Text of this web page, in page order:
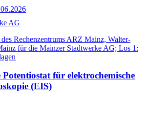
AG
Rechenzentrums ARZ Mainz, Walter-
für die Mainzer Stadtwerke AG; Los 1:
Potentiostat für elektrochemische
(EIS)